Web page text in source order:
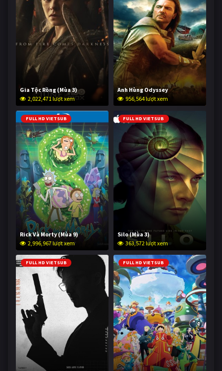
Gia Tộc Rồng (Mùa 3)
2,022,471 lượt xem
Anh Hùng Odyssey
956,564 lượt xem
FULL HD VIETSUB
Rick Và Morty (Mùa 9)
2,996,967 lượt xem
FULL HD VIETSUB
Silo (Mùa 3)
363,572 lượt xem
FULL HD VIETSUB FULL HD VIETSUB